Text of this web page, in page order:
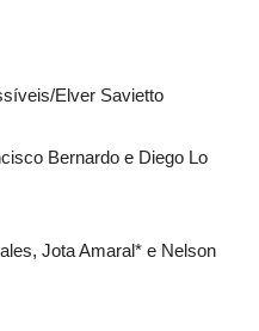
Elver Savietto
Bernardo e Diego Lo
Jota Amaral* e Nelson